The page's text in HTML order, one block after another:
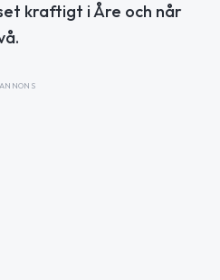
kraftigt i Åre och når
ANNONS